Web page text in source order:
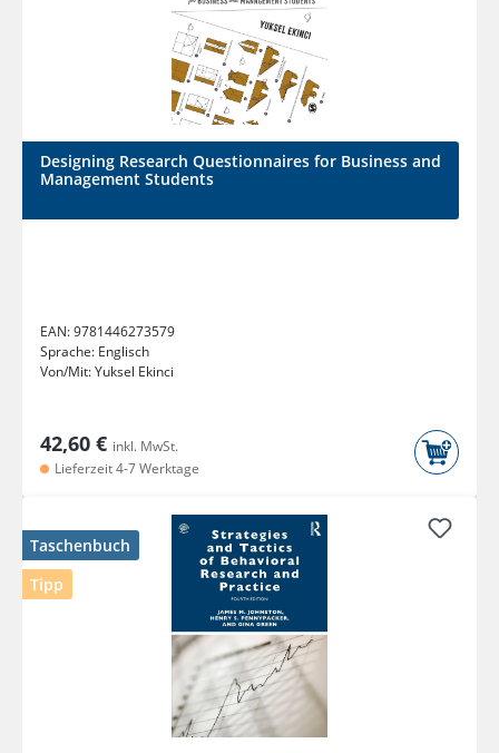
Designing Research Questionnaires for Business and
Management Students
EAN:9781446273579
Sprache: Englisch
Von/Mit:Yuksel Ekinci
42,60 € inkl. MwSt.
Lieferzeit 4-7 Werktage
Taschenbuch
Tipp